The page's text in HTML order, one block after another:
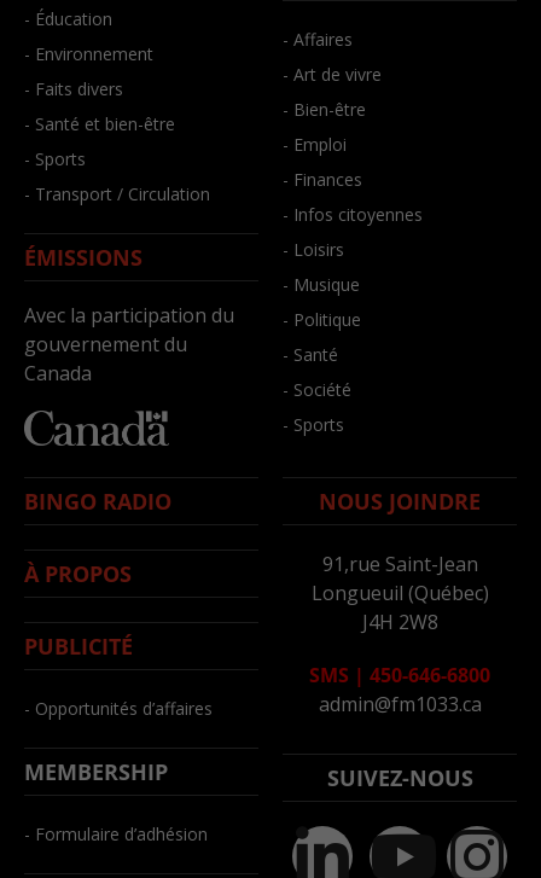
- Éducation
- Environnement
- Faits divers
- Santé et bien-être
- Sports
- Transport / Circulation
ÉMISSIONS
Avec la participation du
gouvernement du
Canada
- Affaires
- Art de vivre
- Bien-être
- Emploi
- Finances
- Infos citoyennes
- Loisirs
- Musique
- Politique
- Santé
- Société
- Sports
BINGO RADIO
À PROPOS
PUBLICITÉ
- Opportunités d’affaires
MEMBERSHIP
- Formulaire d’adhésion
NOUS JOINDRE
91,rue Saint-Jean
Longueuil (Québec)
J4H 2W8
SMS | 450-646-6800
admin@fm1033.ca
SUIVEZ-NOUS